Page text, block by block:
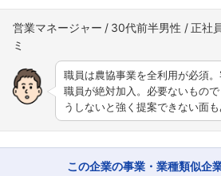
営業マネージャー 30代前半男性 正社
職員は農協事業を全利用が必須
職員が絶対加入。必要ないもの
うしないと強く提案できない面
この企業の事業・業種類似企